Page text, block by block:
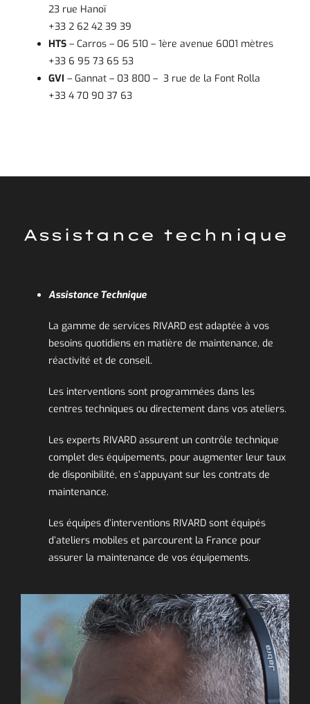
23 rue Hanoï
+33 2 62 42 39 39
HTS – Carros – 06 510 – 1ère avenue 6001 mètres
+33 6 95 73 65 53
GVI – Gannat – 03 800 – 3 rue de la Font Rolla
+33 4 70 90 37 63
Assistance technique
Assistance Technique
La gamme de services RIVARD est adaptée à vos
besoins quotidiens en matière de maintenance, de
réactivité et de conseil.
Les interventions sont programmées dans les
centres techniques ou directement dans vos ateliers.
Les experts RIVARD assurent un contrôle technique
complet des équipements, pour augmenter leur taux
de disponibilité, en s’appuyant sur les contrats de
maintenance.
Les équipes d’interventions RIVARD sont équipés
d’ateliers mobiles et parcourent la France pour
assurer la maintenance de vos équipements.